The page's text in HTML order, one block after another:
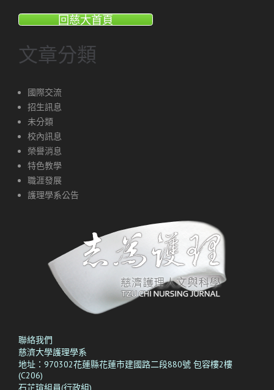
回慈大首頁
文章分類
國際交流
招生訊息
未分類
校內訊息
榮譽消息
特色教學
職涯發展
護理學系公告
聯絡我們
慈濟大學護理學系
地址：970302花蓮縣花蓮市建國路二段880號 包容樓2樓
(C206)
石芷瑄組員(行政組)